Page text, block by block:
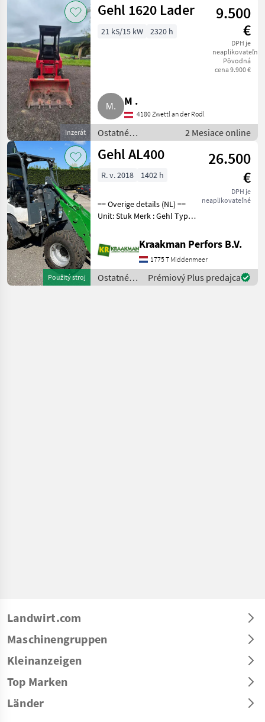
Inzerát
Gehl 1620 Lader
9.500
€
DPH je
neaplikovateľné
Pôvodná
cena 9.900 €
21 kS/15 kW 2320 h
M .
4180 Zwettl an der Rodl
Ostatné
poľnohospodárske
silové stroje /
nakladaće
2 Mesiace online
Použitý stroj
Gehl AL400
26.500
€
DPH je
neaplikovateľné
R. v. 2018 1402 h
== Overige details (NL) ==
Unit: Stuk Merk : Gehl Type :
:Bouwjaar: 2018 Urenstand:
1402 1x dubbelwerkend
ventiel Alarmsysteem
Massaschakelaar
Kraakman Perfors B.V.
1775 T Middenmeer
Ostatné
poľnohospodárske
Prémiový Plus predajca
Landwirt.com
Maschinengruppen
Kleinanzeigen
Top Marken
Länder